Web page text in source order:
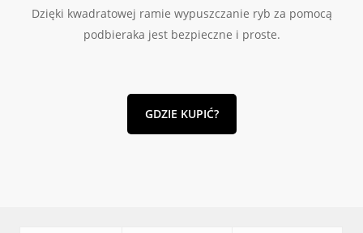
Dzięki kwadratowej ramie wypuszczanie ryb za pomocą
podbieraka jest bezpieczne i proste.
GDZIE KUPIĆ?